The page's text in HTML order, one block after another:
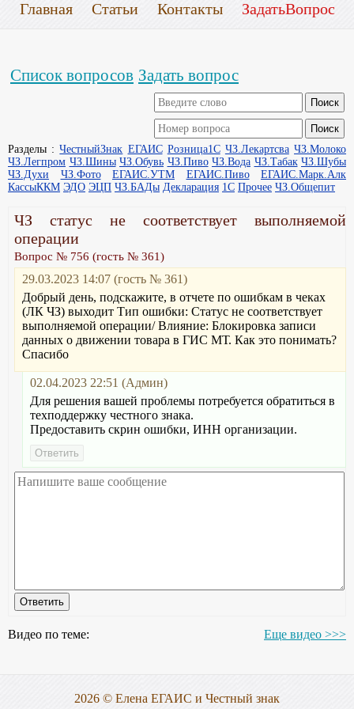
Главная Статьи Контакты ЗадатьВопрос
Список вопросов Задать вопрос
Разделы :ЧестныйЗнак ЕГАИС Розница1С ЧЗ.Лекартсва ЧЗ.Молоко
ЧЗ.Легпром ЧЗ.Шины ЧЗ.Обувь ЧЗ.Пиво ЧЗ.Вода ЧЗ.Табак ЧЗ.Шубы
ЧЗ.Духи
ЧЗ.Фото ЕГАИС.УТМ ЕГАИС.Пиво
ЕГАИС.Марк.Алк
КассыККМ ЭДО ЭЦП ЧЗ.БАДы Декларация 1С Прочее ЧЗ.Общепит
ЧЗ статус не соответствует выполняемой
операции
Вопрос № 756 (гость № 361)
29.03.2023 14:07 (гость № 361)
Добрый день, подскажите, в отчете по ошибкам в чеках
(ЛК ЧЗ) выходит Тип ошибки: Статус не соответствует
выполняемой операции/ Влияние: Блокировка записи
данных о движении товара в ГИС МТ. Как это понимать?
Спасибо
02.04.2023 22:51 (Админ)
Для решения вашей проблемы потребуется обратиться в
техподдержку честного знака.
Предоставить скрин ошибки, ИНН организации.
Видео по теме: Еще видео >>>
2026 © Елена ЕГАИС и Честный знак